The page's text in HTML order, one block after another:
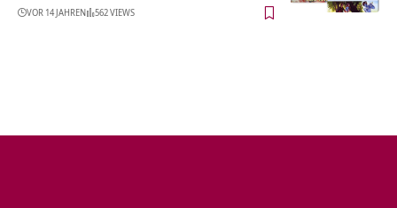
VOR 14 JAHREN 562 VIEWS